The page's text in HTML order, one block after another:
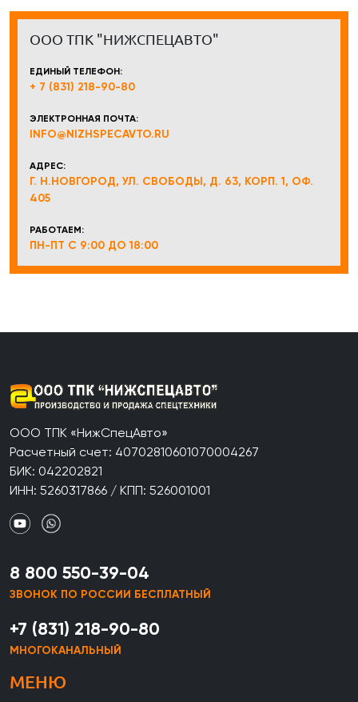
ООО ТПК "НИЖСПЕЦАВТО"
ЕДИНЫЙ ТЕЛЕФОН:
+ 7 (831) 218-90-80
ЭЛЕКТРОННАЯ ПОЧТА:
INFO@NIZHSPECAVTO.RU
АДРЕС:
Г. Н.НОВГОРОД, УЛ. СВОБОДЫ, Д. 63, КОРП. 1, ОФ.
405
РАБОТАЕМ:
ПН-ПТ С 9:00 ДО 18:00
ООО ТПК «НижСпецАвто»
Расчетный счет: 40702810601070004267
БИК: 042202821
ИНН: 5260317866 / КПП: 526001001
8 800 550-39-04
ЗВОНОК ПО РОССИИ БЕСПЛАТНЫЙ
+7 (831) 218-90-80
МНОГОКАНАЛЬНЫЙ
МЕНЮ